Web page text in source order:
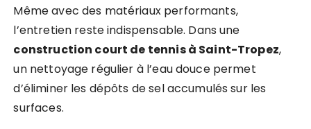
Même avec des matériaux performants,
l’entretien reste indispensable. Dans une
construction court de tennis à Saint-Tropez,
un nettoyage régulier à l’eau douce permet
d’éliminer les dépôts de sel accumulés sur les
surfaces.